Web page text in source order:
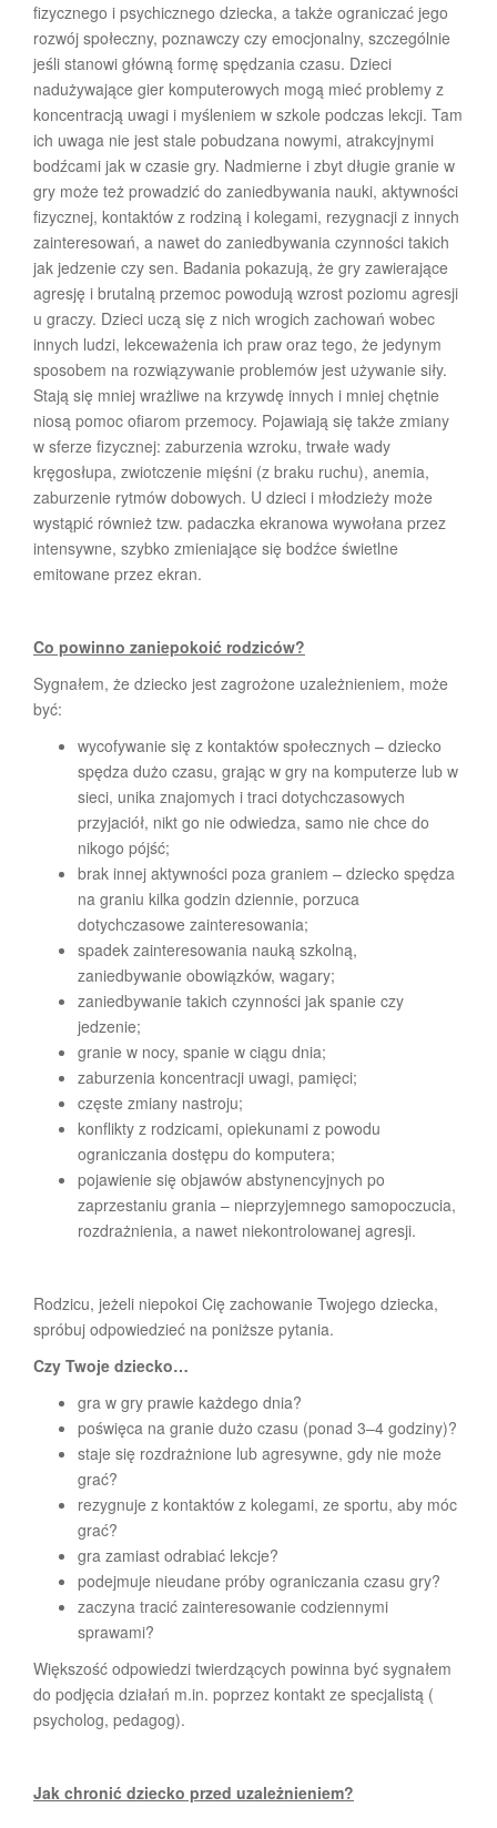
fizycznego i psychicznego dziecka, a także ograniczać jego
rozwój społeczny, poznawczy czy emocjonalny, szczególnie
jeśli stanowi główną formę spędzania czasu. Dzieci
nadużywające gier komputerowych mogą mieć problemy z
koncentracją uwagi i myśleniem w szkole podczas lekcji. Tam
ich uwaga nie jest stale pobudzana nowymi, atrakcyjnymi
bodźcami jak w czasie gry. Nadmierne i zbyt długie granie w
gry może też prowadzić do zaniedbywania nauki, aktywności
fizycznej, kontaktów z rodziną i kolegami, rezygnacji z innych
zainteresowań, a nawet do zaniedbywania czynności takich
jak jedzenie czy sen. Badania pokazują, że gry zawierające
agresję i brutalną przemoc powodują wzrost poziomu agresji
u graczy. Dzieci uczą się z nich wrogich zachowań wobec
innych ludzi, lekceważenia ich praw oraz tego, że jedynym
sposobem na rozwiązywanie problemów jest używanie siły.
Stają się mniej wrażliwe na krzywdę innych i mniej chętnie
niosą pomoc ofiarom przemocy. Pojawiają się także zmiany
w sferze fizycznej: zaburzenia wzroku, trwałe wady
kręgosłupa, zwiotczenie mięśni (z braku ruchu), anemia,
zaburzenie rytmów dobowych. U dzieci i młodzieży może
wystąpić również tzw. padaczka ekranowa wywołana przez
intensywne, szybko zmieniające się bodźce świetlne
emitowane przez ekran.
Co powinno zaniepokoić rodziców?
Sygnałem, że dziecko jest zagrożone uzależnieniem, może
być:
wycofywanie się z kontaktów społecznych – dziecko
spędza dużo czasu, grając w gry na komputerze lub w
sieci, unika znajomych i traci dotychczasowych
przyjaciół, nikt go nie odwiedza, samo nie chce do
nikogo pójść;
brak innej aktywności poza graniem – dziecko spędza
na graniu kilka godzin dziennie, porzuca
dotychczasowe zainteresowania;
spadek zainteresowania nauką szkolną,
zaniedbywanie obowiązków, wagary;
zaniedbywanie takich czynności jak spanie czy
jedzenie;
granie w nocy, spanie w ciągu dnia;
zaburzenia koncentracji uwagi, pamięci;
częste zmiany nastroju;
konflikty z rodzicami, opiekunami z powodu
ograniczania dostępu do komputera;
pojawienie się objawów abstynencyjnych po
zaprzestaniu grania – nieprzyjemnego samopoczucia,
rozdrażnienia, a nawet niekontrolowanej agresji.
Rodzicu, jeżeli niepokoi Cię zachowanie Twojego dziecka,
spróbuj odpowiedzieć na poniższe pytania.
Czy Twoje dziecko…
gra w gry prawie każdego dnia?
poświęca na granie dużo czasu (ponad 3–4 godziny)?
staje się rozdrażnione lub agresywne, gdy nie może
grać?
rezygnuje z kontaktów z kolegami, ze sportu, aby móc
grać?
gra zamiast odrabiać lekcje?
podejmuje nieudane próby ograniczania czasu gry?
zaczyna tracić zainteresowanie codziennymi
sprawami?
Większość odpowiedzi twierdzących powinna być sygnałem
do podjęcia działań m.in. poprzez kontakt ze specjalistą (
psycholog, pedagog).
Jak chronić dziecko przed uzależnieniem?